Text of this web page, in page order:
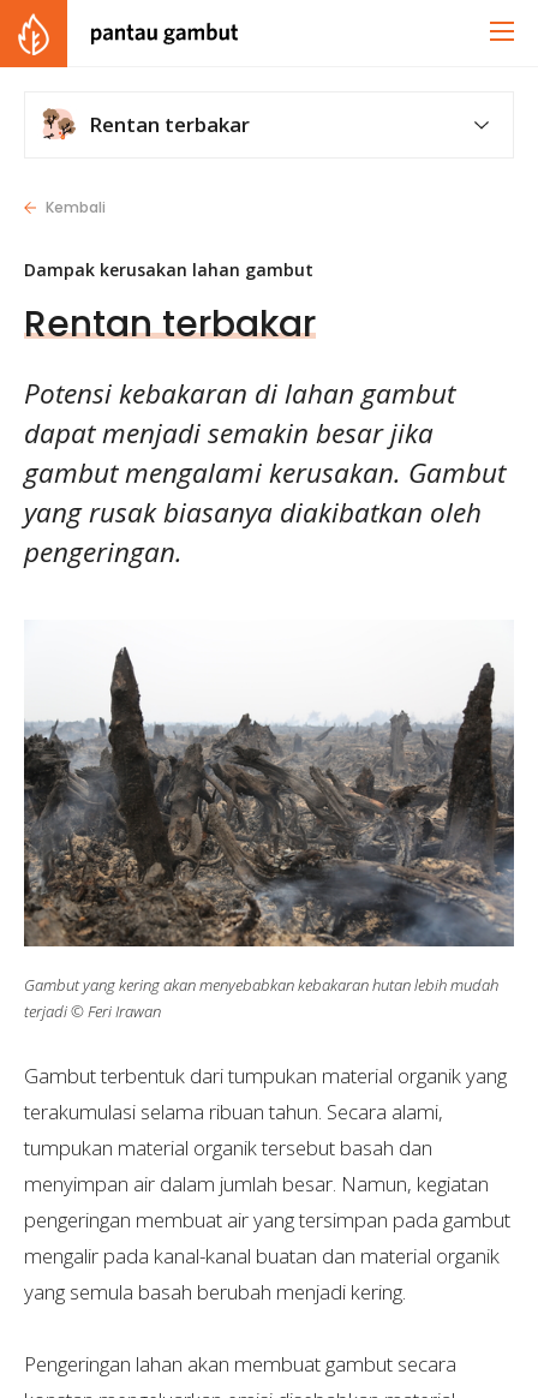
Rentan terbakar
Kembali
Dampak kerusakan lahan gambut
Rentan terbakar
Potensi kebakaran di lahan gambut
dapat menjadi semakin besar jika
gambut mengalami kerusakan. Gambut
yang rusak biasanya diakibatkan oleh
pengeringan.
Gambut yang kering akan menyebabkan kebakaran hutan lebih mudah
terjadi © Feri Irawan
Gambut terbentuk dari tumpukan material organik yang
terakumulasi selama ribuan tahun. Secara alami,
tumpukan material organik tersebut basah dan
menyimpan air dalam jumlah besar. Namun, kegiatan
pengeringan membuat air yang tersimpan pada gambut
mengalir pada kanal-kanal buatan dan material organik
yang semula basah berubah menjadi kering.
Pengeringan lahan akan membuat gambut secara